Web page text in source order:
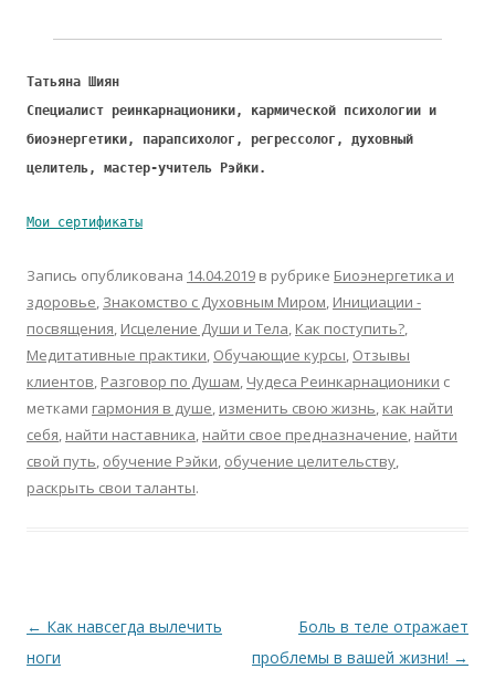
Татьяна Шиян
Специалист реинкарнационики, кармической психологии и
биоэнергетики, парапсихолог, регрессолог, духовный
целитель, мастер-учитель Рэйки.
Мои сертификаты
Запись опубликована 14.04.2019 в рубрике Биоэнергетика и
здоровье, Знакомство с Духовным Миром, Инициации -
посвящения, Исцеление Души и Тела, Как поступить?,
Медитативные практики, Обучающие курсы, Отзывы
клиентов, Разговор по Душам, Чудеса Реинкарнационики с
метками гармония в душе, изменить свою жизнь, как найти
себя, найти наставника, найти свое предназначение, найти
свой путь, обучение Рэйки, обучение целительству,
раскрыть свои таланты.
Навигация
по
← Как навсегда вылечить
ноги
Боль в теле отражает
проблемы в вашей жизни! →